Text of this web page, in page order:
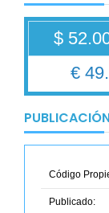
$
€
Código
Publicado: